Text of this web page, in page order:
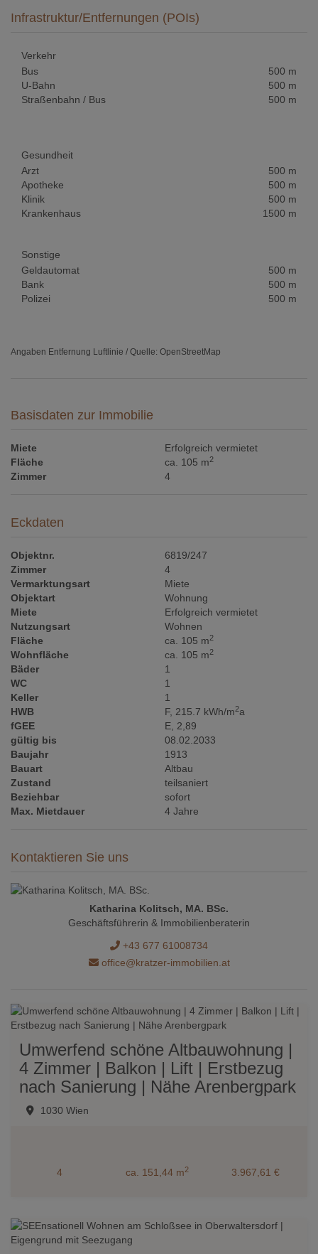
Infrastruktur/Entfernungen (POIs)
Verkehr
Bus
500 m
U-Bahn
500 m
Straßenbahn / Bus
500 m
Gesundheit
Arzt
500 m
Apotheke
500 m
Klinik
500 m
Krankenhaus
1500 m
Sonstige
Geldautomat
500 m
Bank
500 m
Polizei
500 m
Angaben Entfernung Luftlinie / Quelle: OpenStreetMap
Basisdaten zur Immobilie
Miete
Erfolgreich vermietet
Fläche
ca. 105 m2
Zimmer 4
Eckdaten
Objektnr.
6819/247
Zimmer
4
Vermarktungsart
Miete
Objektart
Wohnung
Miete
Erfolgreich vermietet
Nutzungsart
Wohnen
Fläche
ca. 105 m2
Wohnfläche ca. 105 m2
Bäder
1
WC
1
Keller
1
HWB
F, 215.7 kWh/m2a
fGEE
E, 2,89
gültig bis
08.02.2033
Baujahr
1913
Bauart
Altbau
Zustand
teilsaniert
Beziehbar
sofort
Max. Mietdauer
4 Jahre
Kontaktieren Sie uns
Katharina Kolitsch, MA. BSc.
Geschäftsführerin & Immobilienberaterin
+43 677 61008734
office@kratzer-immobilien.at
Umwerfend schöne Altbauwohnung |
4 Zimmer | Balkon | Lift | Erstbezug
nach Sanierung | Nähe Arenbergpark
1030 Wien
4 ca. 151,44 m2 3.967,61 €